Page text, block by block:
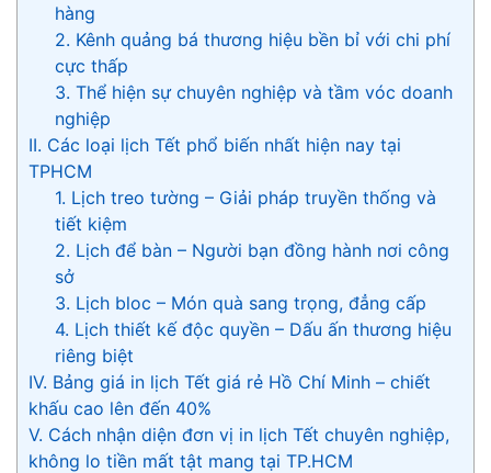
hàng
2. Kênh quảng bá thương hiệu bền bỉ với chi phí
cực thấp
3. Thể hiện sự chuyên nghiệp và tầm vóc doanh
nghiệp
II. Các loại lịch Tết phổ biến nhất hiện nay tại
TPHCM
1. Lịch treo tường – Giải pháp truyền thống và
tiết kiệm
2. Lịch để bàn – Người bạn đồng hành nơi công
sở
3. Lịch bloc – Món quà sang trọng, đẳng cấp
4. Lịch thiết kế độc quyền – Dấu ấn thương hiệu
riêng biệt
IV. Bảng giá in lịch Tết giá rẻ Hồ Chí Minh – chiết
khấu cao lên đến 40%
V. Cách nhận diện đơn vị in lịch Tết chuyên nghiệp,
không lo tiền mất tật mang tại TP.HCM